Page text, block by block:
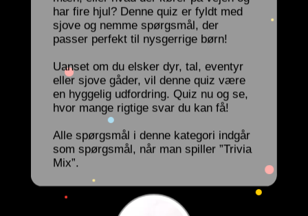
har fire hjul? Denne quiz er fyldt med
sjove og nemme spørgsmål, der
passer perfekt til nysgerrige børn!
Uanset om du elsker dyr, tal, eventyr
eller sjove gåder, vil denne quiz være
en hyggelig udfordring. Quiz nu og se,
hvor mange rigtige svar du kan få!
Alle spørgsmål i denne kategori indgår
som spørgsmål, når man spiller ”Trivia
Mix”.